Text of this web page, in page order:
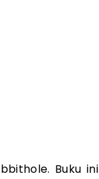
Buku ini